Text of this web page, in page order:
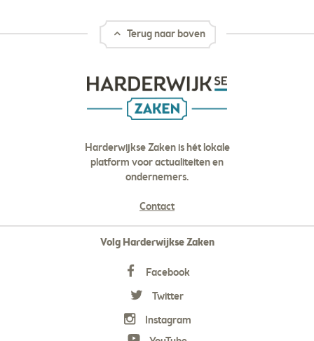
Terug naar boven
Harderwijkse Zaken is hét lokale
platform voor actualiteiten en
ondernemers.
Contact
Volg Harderwijkse Zaken
Facebook
Twitter
Instagram